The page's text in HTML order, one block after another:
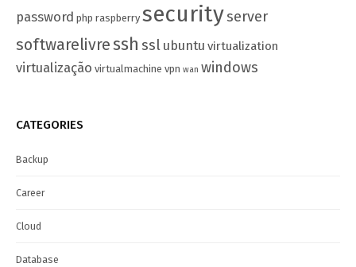
password php raspberry securityserver
softwarelivressh ssl ubuntu virtualization
virtualização virtualmachine vpn wan windows
CATEGORIES
Backup
Career
Cloud
Database